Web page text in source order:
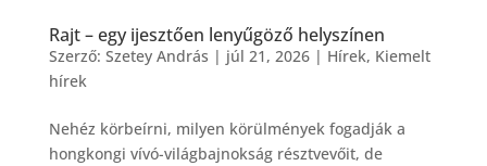
Rajt – egy ijesztően lenyűgöző helyszínen
Szerző: Szetey András | júl 21, 2026| Hírek, Kiemelt
hírek
Nehéz körbeírni, milyen körülmények fogadják a
hongkongi vívó-világbajnokság résztvevőit, de